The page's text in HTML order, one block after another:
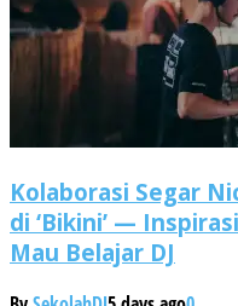
Kolaborasi Segar
di ‘Bikini’ —
Mau Belajar DJ